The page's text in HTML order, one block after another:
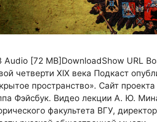
Audio [72 MB]DownloadShow URL
четверти XIX века Подкаст
пространство». Сайт
Фэйсбук. Видео лекции А. Ю.
факультета ВГУ,